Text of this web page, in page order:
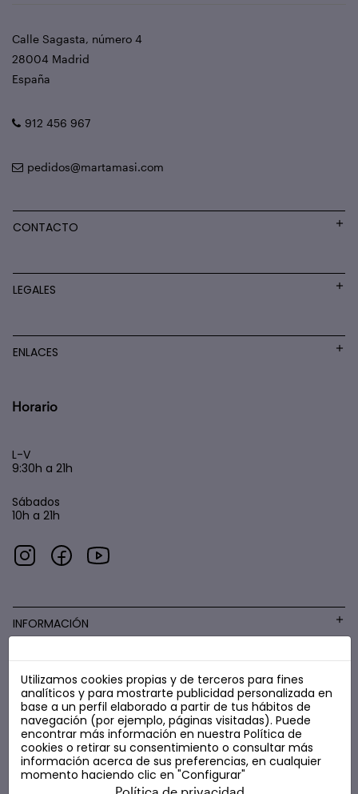
Calle Sagasta, número 4
28004 Madrid
España
912 456 967
pedidos@martamasi.com
CONTACTO
LEGALES
ENLACES
Horario
L-V
9:30h a 21h
Sábados
10h a 21h
INFORMACIÓN
COSMÉTICA LOW COST
Utilizamos cookies propias y de terceros para fines
analíticos y para mostrarte publicidad personalizada en
base a un perfil elaborado a partir de tus hábitos de
navegación (por ejemplo, páginas visitadas). Puede
encontrar más información en nuestra Política de
cookies o retirar su consentimiento o consultar más
información acerca de sus preferencias, en cualquier
momento haciendo clic en "Configurar"